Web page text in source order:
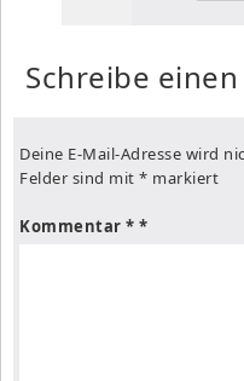
Schreibe
Deine E-Mail-Adresse wird
Felder sind mit * markiert
Kommentar *